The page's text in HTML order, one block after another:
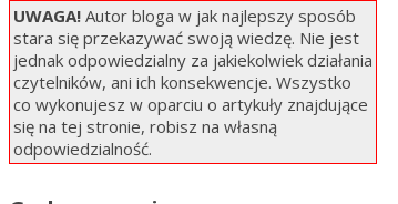
UWAGA! Autor bloga w jak najlepszy sposób
stara się przekazywać swoją wiedzę. Nie jest
jednak odpowiedzialny za jakiekolwiek działania
czytelników, ani ich konsekwencje. Wszystko
co wykonujesz w oparciu o artykuły znajdujące
się na tej stronie, robisz na własną
odpowiedzialność.